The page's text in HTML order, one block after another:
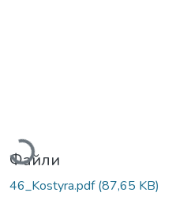
Вантажиться...
Файли
46_Kostyra.pdf(87,65 KB)